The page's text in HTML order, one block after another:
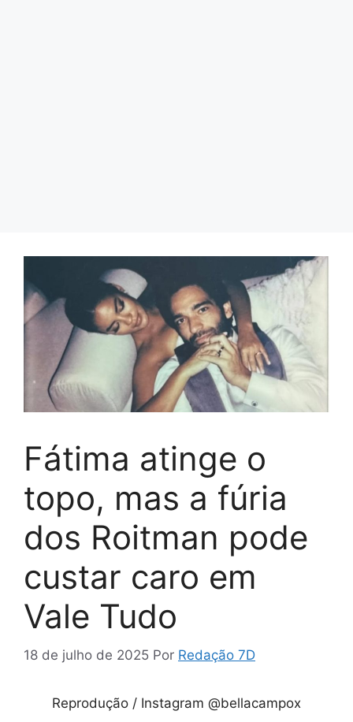
Fátima atinge o
topo, mas a fúria
dos Roitman pode
custar caro em
Vale Tudo
18 de julho de 2025 Por Redação 7D
Reprodução / Instagram @bellacampox